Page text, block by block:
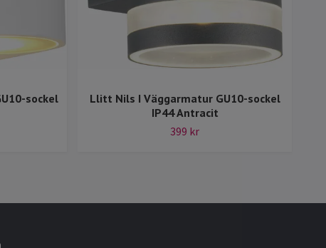
sockel
Llitt Nils I Väggarmatur GU10-sockel
IP44 Antracit
399 kr